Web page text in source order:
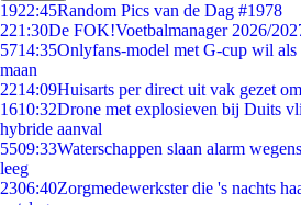
1922:45Random Pics van de Dag #1978
221:30De FOK!Voetbalmanager 2026/
5714:35Onlyfans-model met G-cup wil
maan
2214:09Huisarts per direct uit vak gezet
1610:32Drone met explosieven bij Duits
hybride aanval
5509:33Waterschappen slaan alarm
leeg
2306:40Zorgmedewerkster die 's nachts